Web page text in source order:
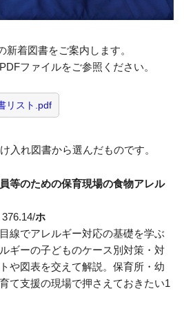
着図書をご案内します。
ファイルをご参照ください。
リスト.pdf
入れ図書から選んだものです。
等のための保育現場の食物アレル
376.14/ホ
線でアレルギー対応の基礎を学ぶ
ギーの子どものケース別対策・対
や図表を交えて解説。保育所・幼
て支援の現場で押さえておきたい1